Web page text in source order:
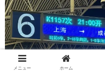
メニュー ホーム